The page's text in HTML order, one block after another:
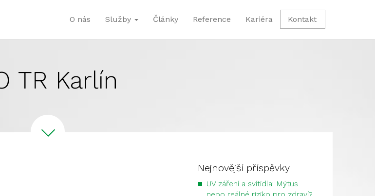
O nás Služby Články Reference Kariéra Kontakt
TR Karlín
Nejnovější příspěvky
UV záření a svítidla: Mýtus